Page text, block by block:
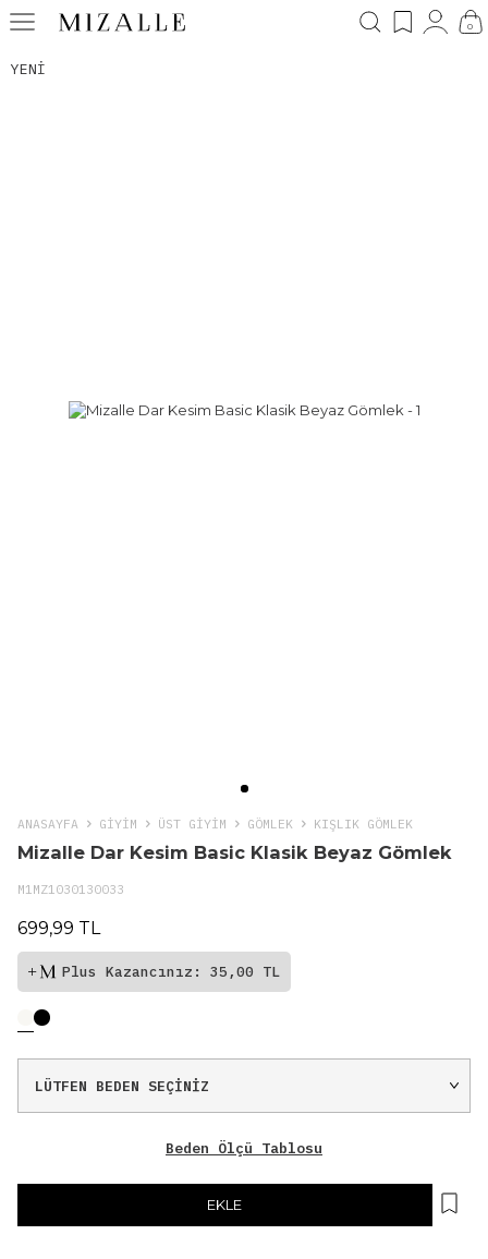
0
YENI
ANASAYFA GIYIM ÜST GİYİM GÖMLEK KIŞLIK GÖMLEK
Mizalle Dar Kesim Basic Klasik Beyaz Gömlek
M1MZ1030130033
699,99 TL
Plus Kazancınız: 35,00 TL
Beden Ölçü Tablosu
EKLE